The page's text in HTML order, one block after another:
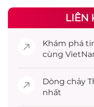
LIÊN
Khám phá
cùng
Dòng chảy
nhất